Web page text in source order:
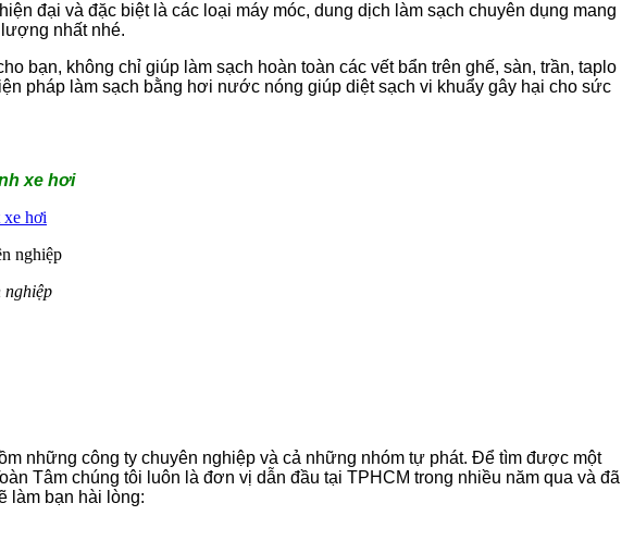
đại và đặc biệt là các loại máy móc, dung dịch làm sạch chuyên dụng mang
nhất nhé.
bạn, không chỉ giúp làm sạch hoàn toàn các vết bẩn trên ghế, sàn, trần, taplo
pháp làm sạch bằng hơi nước nóng giúp diệt sạch vi khuẩy gây hại cho sức
xe hơi
nghiệp
những công ty chuyên nghiệp và cả những nhóm tự phát. Để tìm được một
Tâm chúng tôi luôn là đơn vị dẫn đầu tại TPHCM trong nhiều năm qua và đã
làm bạn hài lòng: